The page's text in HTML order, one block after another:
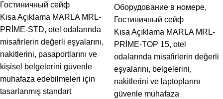
Гостиничный сейф
Kısa Açıklama MARLA MRL-
PRİME-STD, otel odalarında
misafirlerin değerli eşyalarını,
nakitlerini, pasaportlarını ve
kişisel belgelerini güvenle
muhafaza edebilmeleri için
tasarlanmış standart
Оборудование в номере,
Гостиничный сейф
Kısa Açıklama MARLA MRL-
PRİME-TOP 15, otel
odalarında misafirlerin değerli
eşyalarını, belgelerini,
nakitlerini ve laptoplarını
güvenle muhafaza